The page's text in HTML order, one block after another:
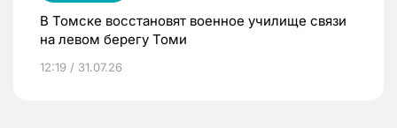
В Томске восстановят военное училище связи
на левом берегу Томи
12:19 / 31.07.26